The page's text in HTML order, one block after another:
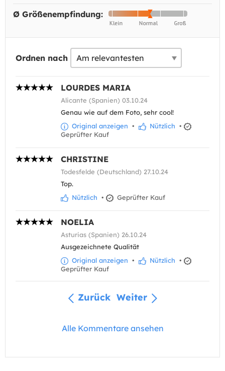
Ø Größenempfindung:
Ordnen nach
LOURDES MARIA
Alicante (Spanien) 03.10.24
Genau wie auf dem Foto, sehr cool!
Original anzeigen • Nützlich •
Geprüfter Kauf
CHRISTINE
Todesfelde (Deutschland) 27.10.24
Top.
Nützlich • Geprüfter Kauf
NOELIA
Asturias (Spanien) 26.10.24
Ausgezeichnete Qualität
Original anzeigen • Nützlich •
Geprüfter Kauf
Zurück Weiter
Alle Kommentare ansehen